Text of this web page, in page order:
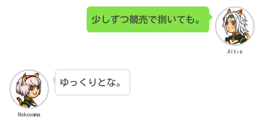
Altie
少しずつ競売で捌いても。
Nekoyama
ゆっくりとな。